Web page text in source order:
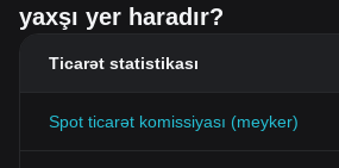
yaxşı yer haradır?
Ticarət statistikası
Spot ticarət komissiyası (meyker)